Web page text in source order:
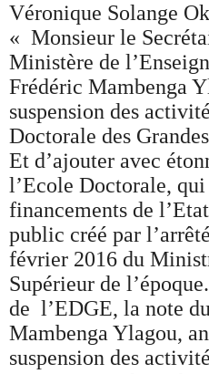
Véronique Solange
« Monsieur le
Ministère de
Frédéric Mambenga
suspension des
Doctorale des
Et d’ajouter avec
l’Ecole Doctorale,
financements de
public créé par
février 2016 du
Supérieur de
de l’EDGE, la note
Mambenga Ylagou,
suspension des